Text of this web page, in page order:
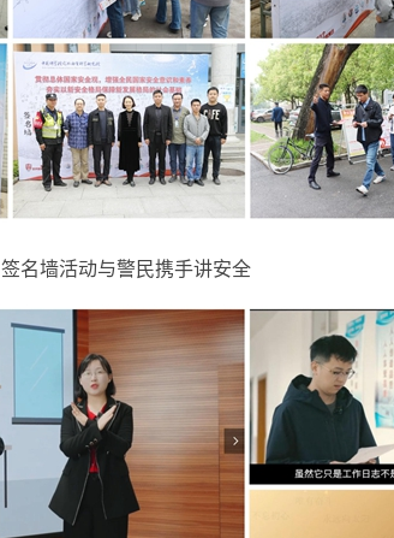
签名墙活动与警民携手讲安全